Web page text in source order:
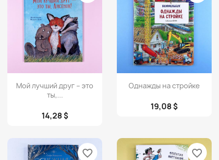
Просмотр
Мой лучший друг – это
ты,...
14,28 $
Просмотр
Однажды на стройке
19,08 $
favorite_border favorite_border